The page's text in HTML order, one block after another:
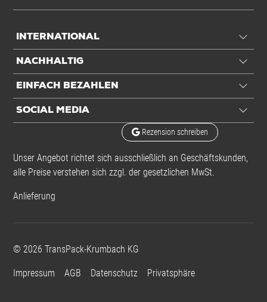
INTERNATIONAL
NACHHALTIG
EINFACH BEZAHLEN
SOCIAL MEDIA
Rezension schreiben
Unser Angebot richtet sich ausschließlich an Geschäftskunden,
alle Preise verstehen sich zzgl. der gesetzlichen MwSt.
Anlieferung
© 2026 TransPack-Krumbach KG
Impressum AGB Datenschutz Privatsphäre